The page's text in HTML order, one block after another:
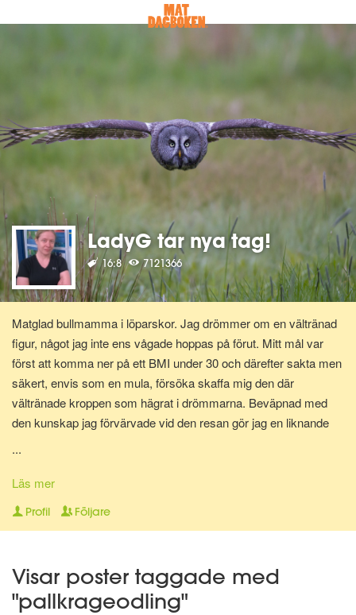
LadyG tar nya tag!
16:8 7121366
Matglad bullmamma i löparskor. Jag drömmer om en vältränad
figur, något jag inte ens vågade hoppas på förut. Mitt mål var
först att komma ner på ett BMI under 30 och därefter sakta men
säkert, envis som en mula, försöka skaffa mig den där
vältränade kroppen som hägrat i drömmarna. Beväpnad med
den kunskap jag förvärvade vid den resan gör jag en liknande
Nu för tiden är jag en av Matdagbokens mentorer, skicka ett
privat meddelande om du vill ha stöd och pepp privat eller om du
...
Läs mer
Profil Följare
Visar poster taggade med
"pallkrageodling"